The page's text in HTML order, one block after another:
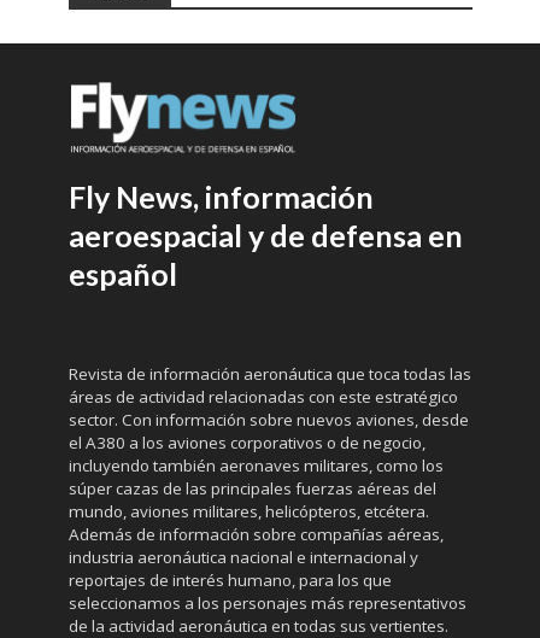
Fly News, información
aeroespacial y de defensa en
español
Revista de información aeronáutica que toca todas las
áreas de actividad relacionadas con este estratégico
sector. Con información sobre nuevos aviones, desde
el A380 a los aviones corporativos o de negocio,
incluyendo también aeronaves militares, como los
súper cazas de las principales fuerzas aéreas del
mundo, aviones militares, helicópteros, etcétera.
Además de información sobre compañías aéreas,
industria aeronáutica nacional e internacional y
reportajes de interés humano, para los que
seleccionamos a los personajes más representativos
de la actividad aeronáutica en todas sus vertientes.